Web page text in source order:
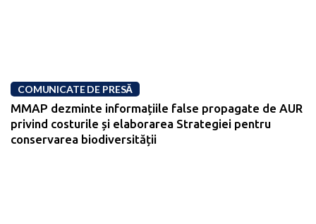
COMUNICATE DE PRESĂ
MMAP dezminte informațiile false propagate de AUR
privind costurile și elaborarea Strategiei pentru
conservarea biodiversității